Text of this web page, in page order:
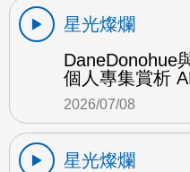
星光燦爛
DaneDonohue
個人專集賞析
2026/07/08
星光燦爛